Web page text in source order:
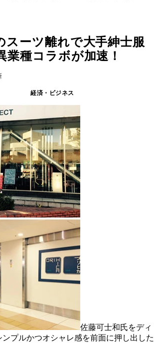
スーツ離れで大手紳士服
業種コラボが加速！
経済・ビジネス
佐藤可士和氏をディ
プルかつオシャレ感を前面に押し出した